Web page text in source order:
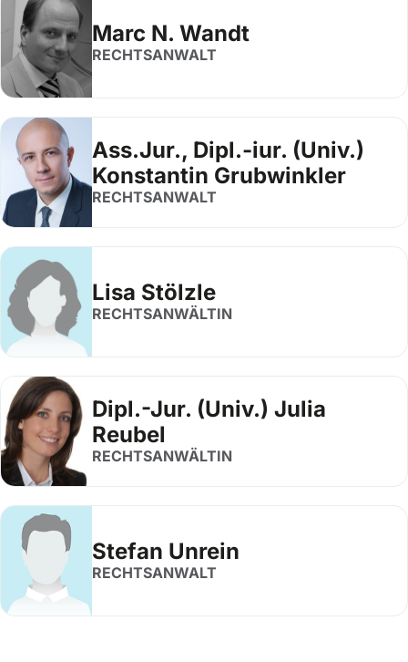
Marc N. Wandt
RECHTSANWALT
Ass.Jur., Dipl.-iur. (Univ.)
Konstantin Grubwinkler
RECHTSANWALT
Lisa Stölzle
RECHTSANWÄLTIN
Dipl.-Jur. (Univ.) Julia
Reubel
RECHTSANWÄLTIN
Stefan Unrein
RECHTSANWALT